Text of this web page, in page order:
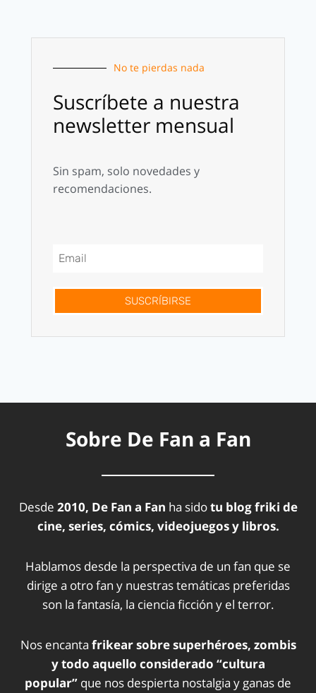
No te pierdas nada
Suscríbete a nuestra
newsletter mensual
Sin spam, solo novedades y
recomendaciones.
SUSCRÍBIRSE
Sobre De Fan a Fan
Desde 2010, De Fan a Fan ha sidotu blog friki de
cine, series, cómics, videojuegos y libros.
Hablamos desde la perspectiva de un fan que se
dirige a otro fan y nuestras temáticas preferidas
son la fantasía, la ciencia ficción y el terror.
Nos encanta frikear sobre superhéroes, zombis
y todo aquello considerado “cultura
popular” que nos despierta nostalgia y ganas de